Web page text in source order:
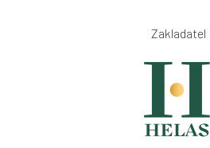
Zakladatel